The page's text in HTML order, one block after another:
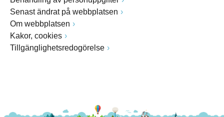
Senast ändrat på webbplatsen
Om webbplatsen
Kakor, cookies
Tillgänglighetsredogörelse